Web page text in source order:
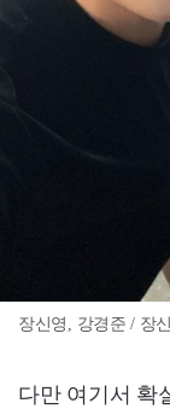
장신영, 강경준 / 장
다만 여기서 확